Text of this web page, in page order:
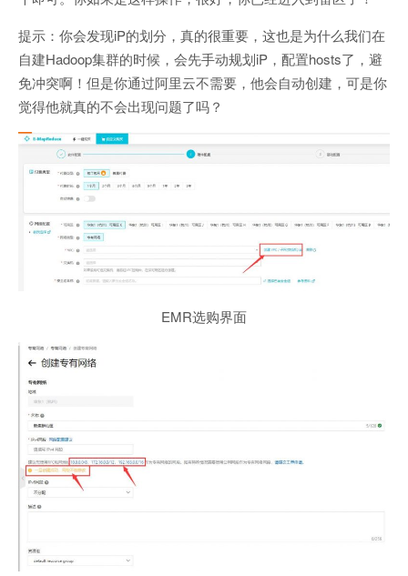
提示：你会发现iP的划分，真的很重要，这也是为什么我们在
自建Hadoop集群的时候，会先手动规划iP，配置hosts了，避
免冲突啊！但是你通过阿里云不需要，他会自动创建，可是你
觉得他就真的不会出现问题了吗？
EMR选购界面